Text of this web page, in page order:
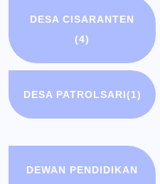
DESA CISARANTEN
(4)
DESA PATROLSARI(1)
DEWAN PENDIDIKAN